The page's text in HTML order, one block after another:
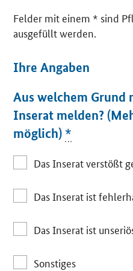
Felder mit einem * sind
ausgefüllt werden.
Ihre Angaben
Aus welchem Grund
Inserat melden?
möglich) *
Das Inserat verstößt
Das Inserat ist
Das Inserat ist
Sonstiges